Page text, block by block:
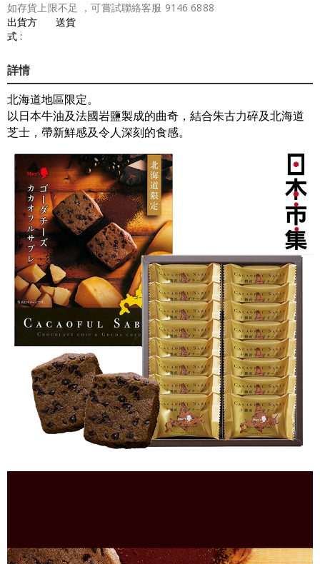
如存貨上限不足 ，可嘗試聯絡客服 9146 6888
出貨方
式 :
送貨
詳情
北海道地區限定。
以日本牛油及法國岩鹽製成的曲奇，結合朱古力碎及北海道
芝士，帶新鮮感及令人深刻的食感。